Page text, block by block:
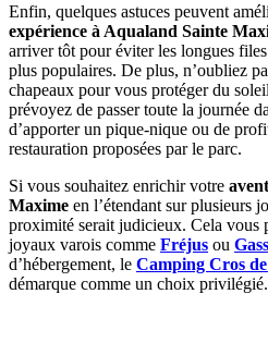
Enfin, quelques astuces peuvent
expérience à Aqualand Sainte
arriver tôt pour éviter les longues
plus populaires. De plus, n’oubliez
chapeaux pour vous protéger du
prévoyez de passer toute la journée
d’apporter un pique-nique ou de
restauration proposées par le parc.
Si vous souhaitez enrichir votre
Maxime en l’étendant sur plusieurs
proximité serait judicieux. Cela vous
joyaux varois comme Fréjus ou
d’hébergement, le Camping Cros
démarque comme un choix privilégié.